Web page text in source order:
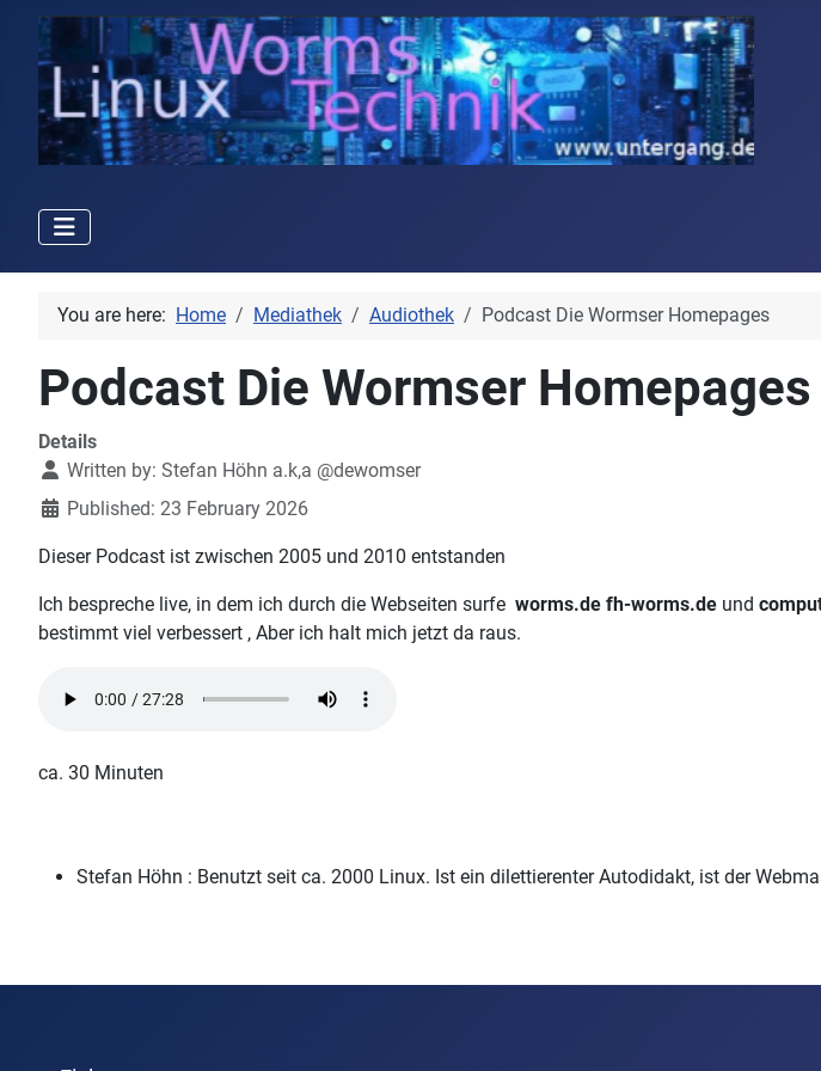
You are here: Home Mediathek Audiothek Podcast Die Wormser Homepages
Podcast Die Wormser Homepages
Details
Written by: Stefan Höhn a.k,a @dewomser
Published: 23 February 2026
Dieser Podcast ist zwischen 2005 und 2010 entstanden
Ich bespreche live, in dem ich durch die Webseiten surfe worms.de fh-worms.de und
bestimmt viel verbessert , Aber ich halt mich jetzt da raus.
ca. 30 Minuten
Stefan Höhn : Benutzt seit ca. 2000 Linux. Ist ein dilettierenter Autodidakt, ist der